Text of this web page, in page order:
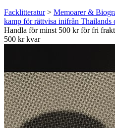
Facklitteratur> Memoarer &
kamp för rättvisa inifrån Thailands
Handla för minst 500 kr för fri
500 kr kvar